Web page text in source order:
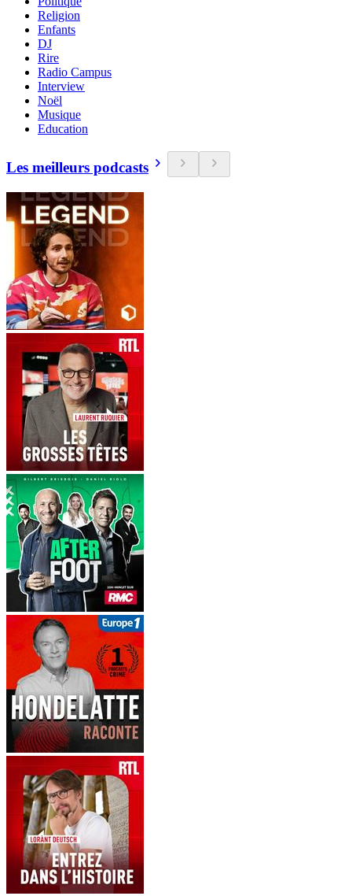
Religion
Enfants
DJ
Rire
Radio Campus
Interview
Noël
Musique
Education
Les meilleurs podcasts